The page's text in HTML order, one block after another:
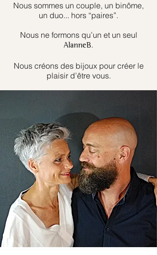
Nous sommes un couple, un binôme,
un duo... hors “paires”.
Nous ne formons qu’un et un seul
AlanneB.
Nous créons des bijoux pour créer le
plaisir d’être vous.